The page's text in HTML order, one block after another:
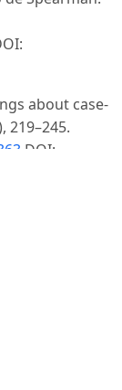
about case-
219–245.
DOI: